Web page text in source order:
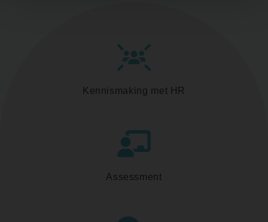
Kennismaking met HR
Assessment